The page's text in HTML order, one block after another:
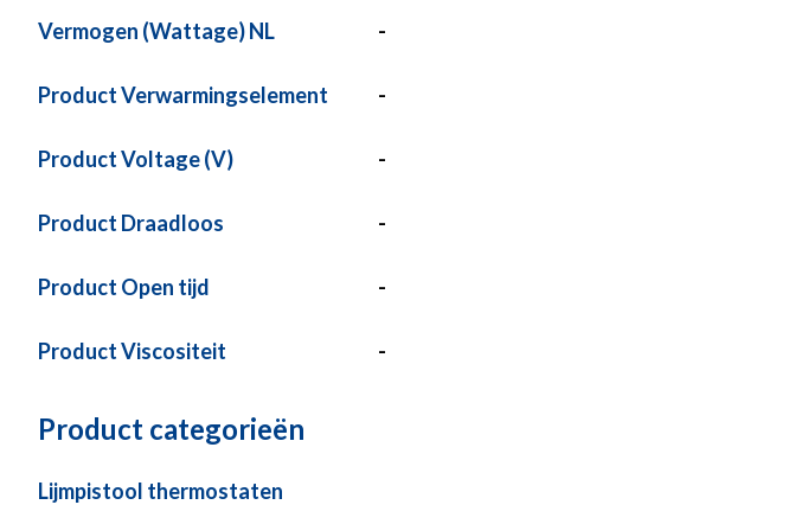
Vermogen (Wattage) NL -
Product Verwarmingselement -
Product Voltage (V) -
Product Draadloos -
Product Open tijd -
Product Viscositeit -
Product categorieën
Lijmpistool thermostaten